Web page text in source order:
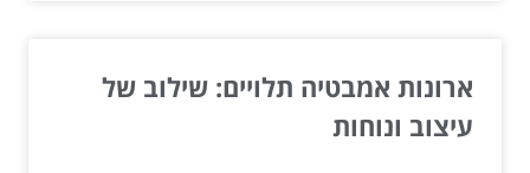
ארונות אמבטיה תלויים: שילוב של
עיצוב ונוחות